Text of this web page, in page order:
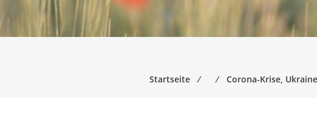
Startseite ⁄ ⁄ Corona-Krise,